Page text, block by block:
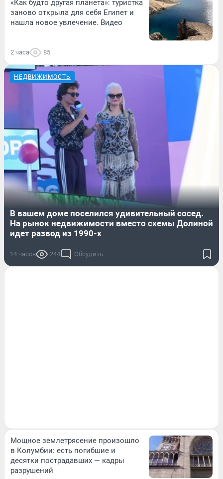
«Как будто другая планета»: туристка
заново открыла для себя Египет и
нашла новое увлечение. Видео
2 часа 85
НЕДВИЖИМОСТЬ
В вашем доме поселился удивительный сосед.
На рынок недвижимости вместо схемы Долиной
идет развод из 1990-х
14 часов 244 Обсудить
Мощное землетрясение произошло
в Колумбии: есть погибшие и
десятки пострадавших — кадры
разрушений